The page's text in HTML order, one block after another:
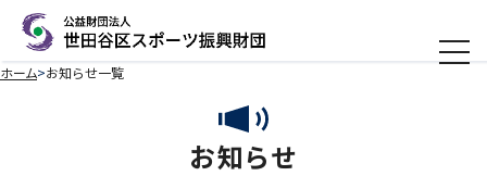
メ
ホーム お知らせ一覧
お知らせ